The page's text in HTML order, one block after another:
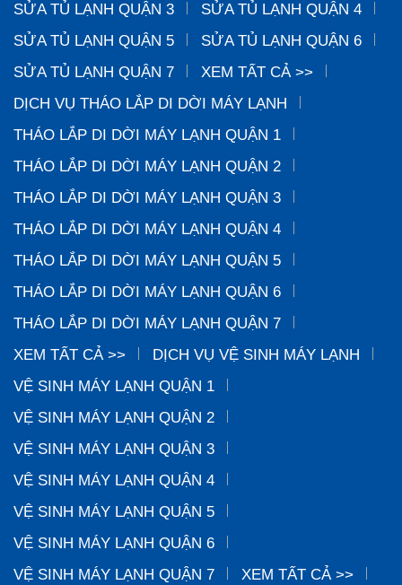
SỬA TỦ LẠNH QUẬN 3
SỬA TỦ LẠNH QUẬN 4
SỬA TỦ LẠNH QUẬN 5
SỬA TỦ LẠNH QUẬN 6
SỬA TỦ LẠNH QUẬN 7
XEM TẤT CẢ >>
DỊCH VỤ THÁO LẮP DI DỜI MÁY LẠNH
THÁO LẮP DI DỜI MÁY LẠNH QUẬN 1
THÁO LẮP DI DỜI MÁY LẠNH QUẬN 2
THÁO LẮP DI DỜI MÁY LẠNH QUẬN 3
THÁO LẮP DI DỜI MÁY LẠNH QUẬN 4
THÁO LẮP DI DỜI MÁY LẠNH QUẬN 5
THÁO LẮP DI DỜI MÁY LẠNH QUẬN 6
THÁO LẮP DI DỜI MÁY LẠNH QUẬN 7
XEM TẤT CẢ >>
DỊCH VỤ VỆ SINH MÁY LẠNH
VỆ SINH MÁY LẠNH QUẬN 1
VỆ SINH MÁY LẠNH QUẬN 2
VỆ SINH MÁY LẠNH QUẬN 3
VỆ SINH MÁY LẠNH QUẬN 4
VỆ SINH MÁY LẠNH QUẬN 5
VỆ SINH MÁY LẠNH QUẬN 6
VỆ SINH MÁY LẠNH QUẬN 7
XEM TẤT CẢ >>